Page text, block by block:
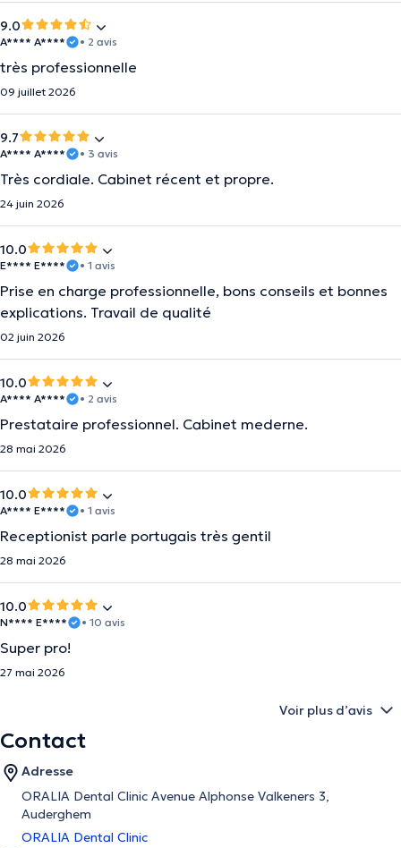
9.0
A**** A**** • 2 avis
très professionnelle
09 juillet 2026
9.7
A**** A**** • 3 avis
Très cordiale. Cabinet récent et propre.
24 juin 2026
10.0
E**** E**** • 1 avis
Prise en charge professionnelle, bons conseils et bonnes
explications. Travail de qualité
02 juin 2026
10.0
A**** A**** • 2 avis
Prestataire professionnel. Cabinet mederne.
28 mai 2026
10.0
A**** E**** • 1 avis
Receptionist parle portugais très gentil
28 mai 2026
10.0
N**** E**** • 10 avis
Super pro!
27 mai 2026
Voir plus d’avis
Contact
Adresse
ORALIA Dental Clinic Avenue Alphonse Valkeners 3,
Auderghem
ORALIA Dental Clinic